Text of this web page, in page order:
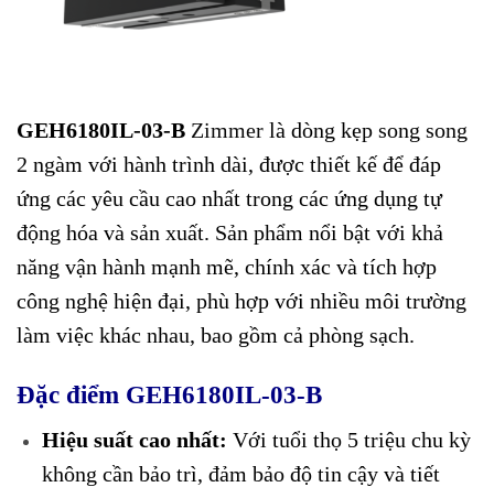
GEH6180IL-03-B Zimmer là dòng kẹp song song
2 ngàm với hành trình dài, được thiết kế để đáp
ứng các yêu cầu cao nhất trong các ứng dụng tự
động hóa và sản xuất. Sản phẩm nổi bật với khả
năng vận hành mạnh mẽ, chính xác và tích hợp
công nghệ hiện đại, phù hợp với nhiều môi trường
làm việc khác nhau, bao gồm cả phòng sạch.
Đặc điểm GEH6180IL-03-B
Hiệu suất cao nhất: Với tuổi thọ 5 triệu chu kỳ
không cần bảo trì, đảm bảo độ tin cậy và tiết